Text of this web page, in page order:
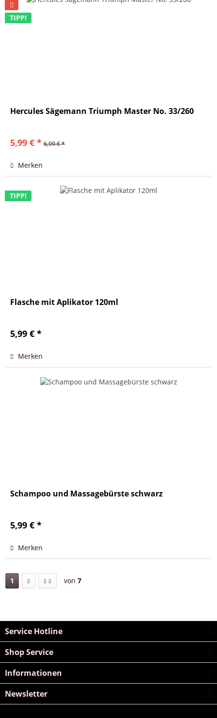
TIPP!
Hercules Sägemann Triumph Master No. 33/260
5,99 € * 6,99 € *
Merken
TIPP!
Flasche mit Aplikator 120ml
5,99 € *
Merken
Schampoo und Massagebürste schwarz
5,99 € *
Merken
1 von 7
Service Hotline
Shop Service
Informationen
Newsletter